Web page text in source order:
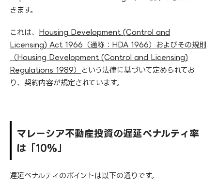
きます。
これは、
Housing Development (Control and
Licensing) Act 1966（通称：HDA 1966）およびその規則
（Housing Development (Control and Licensing)
Regulations 1989）
という法律に基づいて定められてお
り、契約内容が規定されています。
マレーシア不動産投資の遅延ペナルティ率
は「10%」
遅延ペナルティのポイントは以下の通りです。